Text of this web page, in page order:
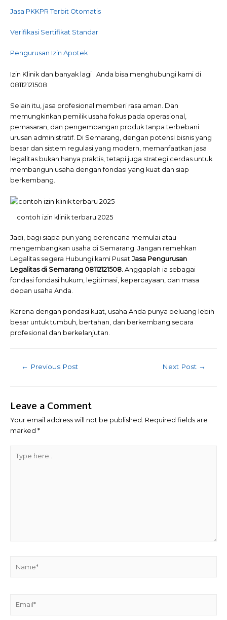
Jasa PKKPR Terbit Otomatis
Verifikasi Sertifikat Standar
Pengurusan Izin Apotek
Izin Klinik dan banyak lagi . Anda bisa menghubungi kami di
08112121508
Selain itu, jasa profesional memberi rasa aman. Dan
memungkinkan pemilik usaha fokus pada operasional,
pemasaran, dan pengembangan produk tanpa terbebani
urusan administratif. Di Semarang, dengan potensi bisnis yang
besar dan sistem regulasi yang modern, memanfaatkan jasa
legalitas bukan hanya praktis, tetapi juga strategi cerdas untuk
membangun usaha dengan fondasi yang kuat dan siap
berkembang.
contoh izin klinik terbaru 2025
Jadi, bagi siapa pun yang berencana memulai atau
mengembangkan usaha di Semarang. Jangan remehkan
Legalitas segera Hubungi kami Pusat Jasa Pengurusan
Legalitas di Semarang 08112121508. Anggaplah ia sebagai
fondasi fondasi hukum, legitimasi, kepercayaan, dan masa
depan usaha Anda.
Karena dengan pondasi kuat, usaha Anda punya peluang lebih
besar untuk tumbuh, bertahan, dan berkembang secara
profesional dan berkelanjutan.
← Previous Post Next Post →
Leave a Comment
Your email address will not be published. Required fields are
marked *